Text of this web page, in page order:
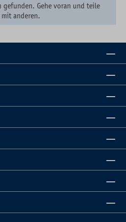
gefunden. Gehe voran und teile
mit anderen.